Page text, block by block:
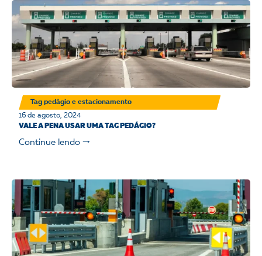
Tag pedágio e estacionamento
16 de agosto, 2024
VALE A PENA USAR UMA TAG PEDÁGIO?
Continue lendo 🠒